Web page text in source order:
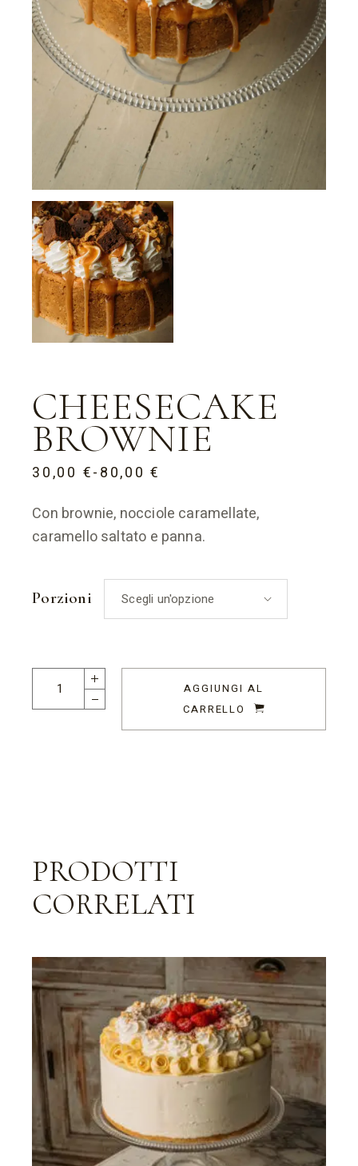
CHEESECAKE
BROWNIE
30,00 €-80,00€
FASCIA
PREZZO:
DA
30,00 €
Con brownie, nocciole caramellate,
caramello saltato e panna.
Porzioni Scegli un'opzione
Cheesecake Brownie quantity
AGGIUNGI AL
CARRELLO
PRODOTTI
CORRELATI